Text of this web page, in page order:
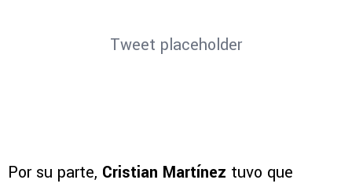
Tweet placeholder
Por su parte, Cristian Martínez tuvo que